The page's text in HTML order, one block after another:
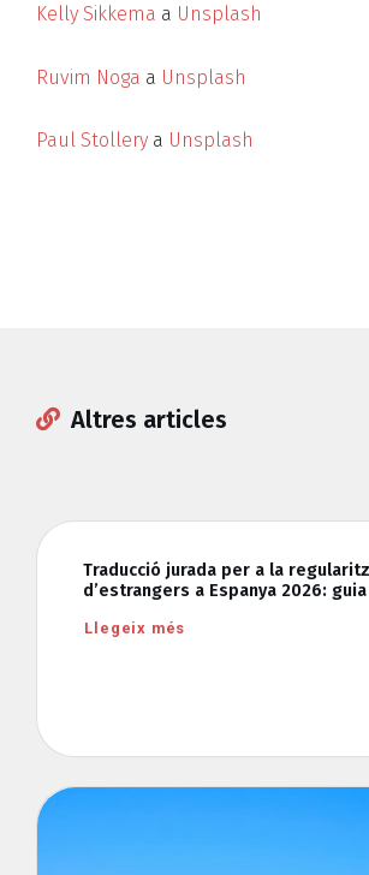
Kelly Sikkema a Unsplash
Ruvim Noga a Unsplash
Paul Stollery a Unsplash
Altres articles
Traducció jurada per a la
d’estrangers a Espanya 2026:
Llegeix més